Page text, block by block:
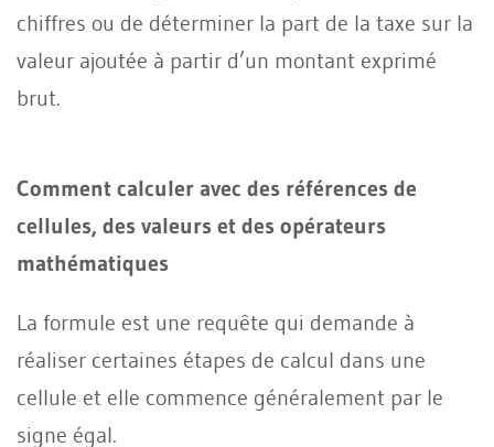
chiffres ou de déterminer la part de la taxe sur la
valeur ajoutée à partir d’un montant exprimé
brut.
Comment calculer avec des références de
cellules, des valeurs et des opérateurs
mathématiques
La formule est une requête qui demande à
réaliser certaines étapes de calcul dans une
cellule et elle commence généralement par le
signe égal.